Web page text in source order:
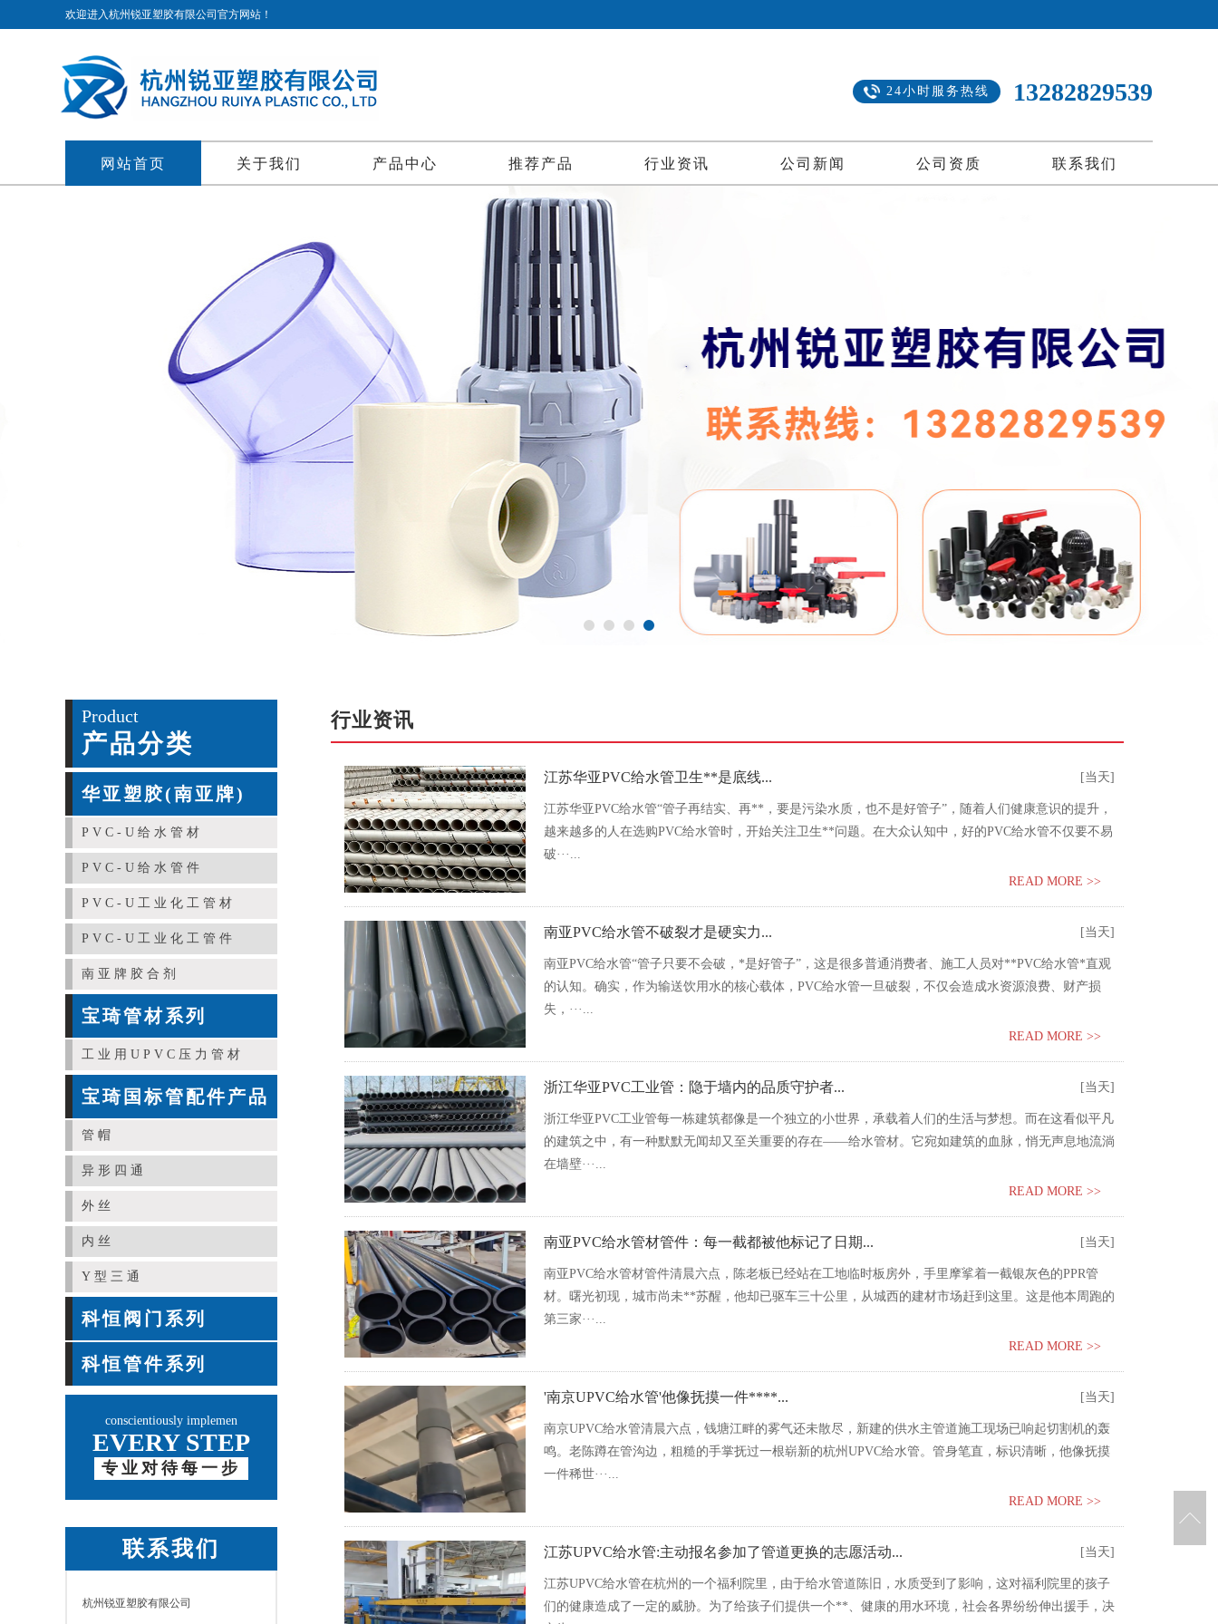
欢迎进入杭州锐亚塑胶有限公司官方网站！
24小时服务热线 13282829539
网站首页 关于我们 产品中心 推荐产品 行业资讯 公司新闻 公司资质 联系我们
Product
产品分类
华亚塑胶(南亚牌)
PVC-U给水管材
PVC-U给水管件
PVC-U工业化工管材
PVC-U工业化工管件
南亚牌胶合剂
宝琦管材系列
工业用UPVC压力管材
宝琦国标管配件产品
管帽
异形四通
外丝
内丝
Y型三通
科恒阀门系列
科恒管件系列
conscientiously implemen
EVERY STEP
专业对待每一步
联系我们
杭州锐亚塑胶有限公司
行业资讯
[当天]
江苏华亚PVC给水管卫生**是底线...
江苏华亚PVC给水管“管子再结实、再**，要是污染水质，也不是好管子”，随着人们健康意识的提升，
越来越多的人在选购PVC给水管时，开始关注卫生**问题。在大众认知中，好的PVC给水管不仅要不易
破···...
READ MORE >>
[当天]
南亚PVC给水管不破裂才是硬实力...
南亚PVC给水管“管子只要不会破，*是好管子”，这是很多普通消费者、施工人员对**PVC给水管*直观
的认知。确实，作为输送饮用水的核心载体，PVC给水管一旦破裂，不仅会造成水资源浪费、财产损
失，···...
READ MORE >>
[当天]
浙江华亚PVC工业管：隐于墙内的品质守护者...
浙江华亚PVC工业管每一栋建筑都像是一个独立的小世界，承载着人们的生活与梦想。而在这看似平凡
的建筑之中，有一种默默无闻却又至关重要的存在——给水管材。它宛如建筑的血脉，悄无声息地流淌
在墙壁···...
READ MORE >>
[当天]
南亚PVC给水管材管件：每一截都被他标记了日期...
南亚PVC给水管材管件清晨六点，陈老板已经站在工地临时板房外，手里摩挲着一截银灰色的PPR管
材。曙光初现，城市尚未**苏醒，他却已驱车三十公里，从城西的建材市场赶到这里。这是他本周跑的
第三家···...
READ MORE >>
[当天]
'南京UPVC给水管'他像抚摸一件****...
南京UPVC给水管清晨六点，钱塘江畔的雾气还未散尽，新建的供水主管道施工现场已响起切割机的轰
鸣。老陈蹲在管沟边，粗糙的手掌抚过一根崭新的杭州UPVC给水管。管身笔直，标识清晰，他像抚摸
一件稀世···...
READ MORE >>
[当天]
江苏UPVC给水管:主动报名参加了管道更换的志愿活动...
江苏UPVC给水管在杭州的一个福利院里，由于给水管道陈旧，水质受到了影响，这对福利院里的孩子
们的健康造成了一定的威胁。为了给孩子们提供一个**、健康的用水环境，社会各界纷纷伸出援手，决